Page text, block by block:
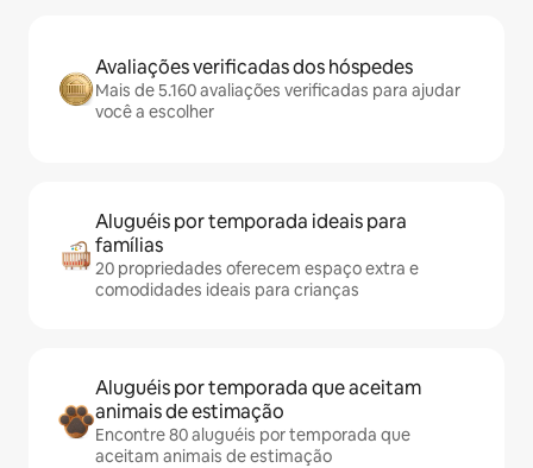
Avaliações verificadas dos hóspedes
Mais de 5.160 avaliações verificadas para ajudar
você a escolher
Aluguéis por temporada ideais para
famílias
20 propriedades oferecem espaço extra e
comodidades ideais para crianças
Aluguéis por temporada que aceitam
animais de estimação
Encontre 80 aluguéis por temporada que
aceitam animais de estimação